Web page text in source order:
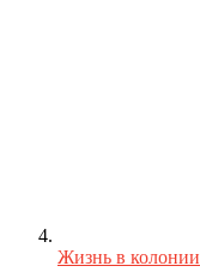
Жизнь в колонии